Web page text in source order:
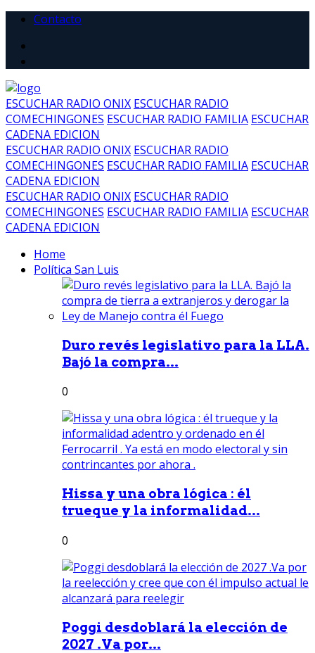
Contacto
ESCUCHAR RADIO ONIX ESCUCHAR RADIO
COMECHINGONES ESCUCHAR RADIO FAMILIA ESCUCHAR
CADENA EDICION
ESCUCHAR RADIO ONIX ESCUCHAR RADIO
COMECHINGONES ESCUCHAR RADIO FAMILIA ESCUCHAR
CADENA EDICION
ESCUCHAR RADIO ONIX ESCUCHAR RADIO
COMECHINGONES ESCUCHAR RADIO FAMILIA ESCUCHAR
CADENA EDICION
Home
Política San Luis
Duro revés legislativo para la LLA.
Bajó la compra...
0
Hissa y una obra lógica : él
trueque y la informalidad...
0
Poggi desdoblará la elección de
2027 .Va por...